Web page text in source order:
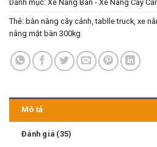
Danh mục: Xe Nâng Bàn - Xe Nâng Cây
Thẻ: bàn nâng cây cảnh ,tablle truck xe
nâng mặt bàn 300kg
Mô tả
Đánh giá (35)